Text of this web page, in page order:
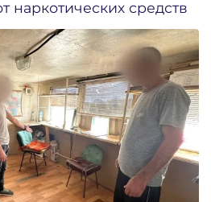
наркотических средств